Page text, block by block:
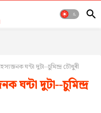
ঘন্টা দুটা--চুমিন্দ্ৰ চৌধুৰী
ঘন্টা দুটা--চুমিন্দ্ৰ